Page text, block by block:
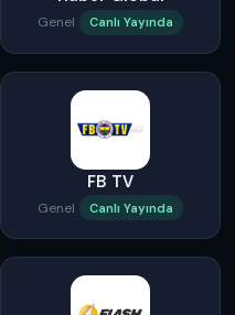
Genel Canlı Yayında
FB TV
Genel Canlı Yayında